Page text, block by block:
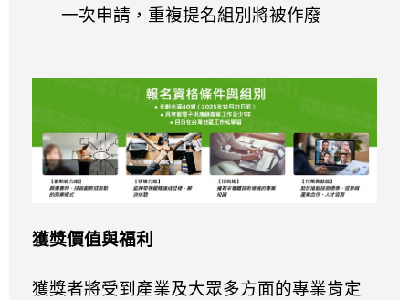
一次申請，重複提名組別將被作廢
獲獎價值與福利
獲獎者將受到產業及大眾多方面的專業肯定